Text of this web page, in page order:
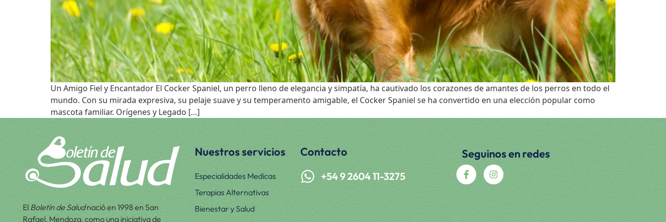
Un Amigo Fiel y Encantador El Cocker Spaniel, un perro lleno de elegancia y simpatía, ha cautivado los corazones de amantes de los perros en todo el
mundo. Con su mirada expresiva, su pelaje suave y su temperamento amigable, el Cocker Spaniel se ha convertido en una elección popular como
mascota familiar. Orígenes y Legado […]
El Boletín de Saludnació en 1998 en San
Rafael, Mendoza, como una iniciativa de
Nuestros servicios
Especialidades Medicas
Terapias Alternativas
Bienestar y Salud
Contacto
+54 9 2604 11-3275
Seguinos en redes